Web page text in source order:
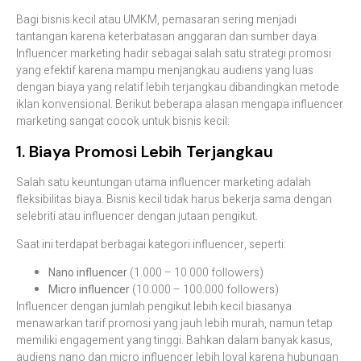
Bagi bisnis kecil atau UMKM, pemasaran sering menjadi
tantangan karena keterbatasan anggaran dan sumber daya.
Influencer marketing hadir sebagai salah satu strategi promosi
yang efektif karena mampu menjangkau audiens yang luas
dengan biaya yang relatif lebih terjangkau dibandingkan metode
iklan konvensional. Berikut beberapa alasan mengapa influencer
marketing sangat cocok untuk bisnis kecil:
1. Biaya Promosi Lebih Terjangkau
Salah satu keuntungan utama influencer marketing adalah
fleksibilitas biaya. Bisnis kecil tidak harus bekerja sama dengan
selebriti atau influencer dengan jutaan pengikut.
Saat ini terdapat berbagai kategori influencer, seperti:
Nano influencer(1.000 – 10.000 followers)
Micro influencer(10.000 – 100.000 followers)
Influencer dengan jumlah pengikut lebih kecil biasanya
menawarkan tarif promosi yang jauh lebih murah, namun tetap
memiliki engagement yang tinggi. Bahkan dalam banyak kasus,